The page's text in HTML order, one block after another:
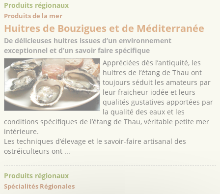
Produits régionaux
Produits de la mer
Huitres de Bouzigues et de Méditerranée
De délicieuses huitres issues d’un environnement
exceptionnel et d’un savoir faire spécifique
Appréciées dès l’antiquité, les
huitres de l’étang de Thau ont
toujours séduit les amateurs par
leur fraicheur iodée et leurs
qualités gustatives apportées par
la qualité des eaux et les
conditions spécifiques de l’étang de Thau, véritable petite mer
intérieure.
Les techniques d’élevage et le savoir-faire artisanal des
ostréiculteurs ont ...
Produits régionaux
Spécialités Régionales